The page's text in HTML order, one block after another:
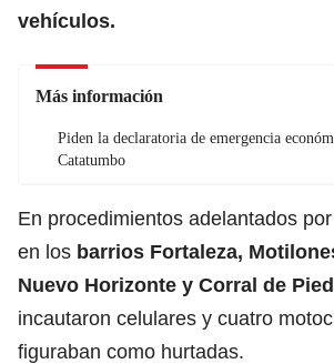
vehículos.
Más información
Piden la declaratoria de emergencia
Catatumbo
En procedimientos adelantados
en los barrios Fortaleza,
Nuevo Horizonte y Corral de
incautaron celulares y cuatro
figuraban como hurtadas.